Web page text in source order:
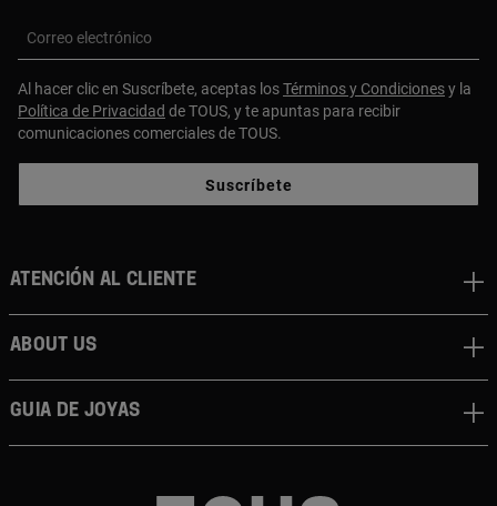
Correo electrónico
Al hacer clic en Suscríbete, aceptas losTérminos y Condicionesy la
Política de Privacidad de TOUS, y te apuntas para recibir
comunicaciones comerciales de TOUS.
Suscríbete
Atención al cliente
About us
Guia de joyas